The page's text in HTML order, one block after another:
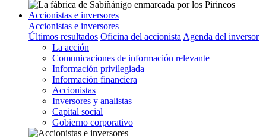
Accionistas e inversores
Accionistas e inversores
Últimos resultados Oficina del accionista Agenda del inversor
La acción
Comunicaciones de información relevante
Información privilegiada
Información financiera
Accionistas
Inversores y analistas
Capital social
Gobierno corporativo